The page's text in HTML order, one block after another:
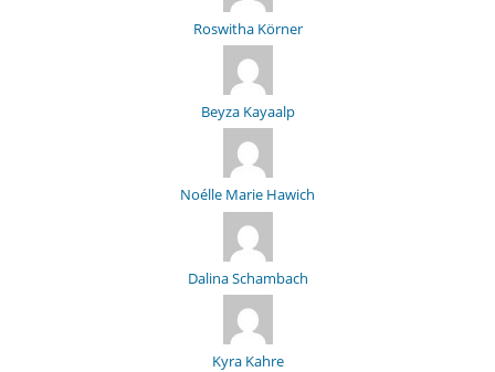
Roswitha Körner
Beyza Kayaalp
Noélle Marie Hawich
Dalina Schambach
Kyra Kahre